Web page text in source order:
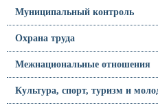
Муниципальный контроль
Охрана труда
Межнациональные отношения
Культура, спорт, туризм и